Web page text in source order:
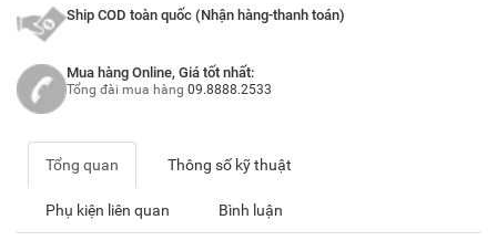
Ship COD toàn quốc (Nhận hàng-thanh toán)
Mua hàng Online, Giá tốt nhất:
Tổng đài mua hàng 09.8888.2533
Tổng quan Thông số kỹ thuật
Phụ kiện liên quan Bình luận